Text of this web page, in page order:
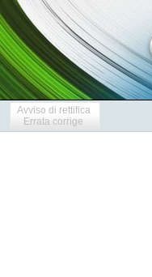
Avviso di rettifica
Errata corrige